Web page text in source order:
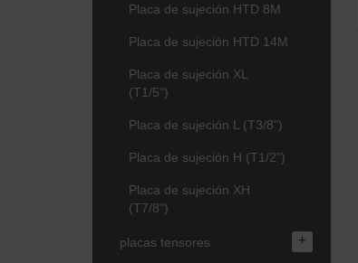
Placa de sujeción HTD 8M
Placa de sujeción HTD 14M
Placa de sujeción XL
(T1/5")
Placa de sujeción L (T3/8")
Placa de sujeción H (T1/2")
Placa de sujeción XH
(T7/8")
placas tensores +